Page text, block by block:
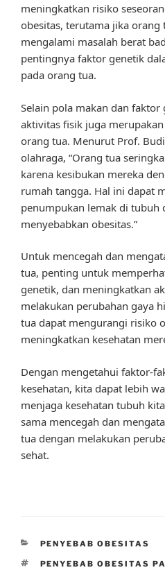
meningkatkan risiko
obesitas, terutama jika orang
mengalami masalah berat
pentingnya faktor genetik
pada orang tua.
Selain pola makan dan
aktivitas fisik juga
orang tua. Menurut Prof.
olahraga, “Orang tua
karena kesibukan mereka
rumah tangga. Hal ini dapat
penumpukan lemak di tubuh
menyebabkan obesitas.”
Untuk mencegah dan
tua, penting untuk
genetik, dan meningkatkan
melakukan perubahan gaya
tua dapat mengurangi risiko
meningkatkan kesehatan
Dengan mengetahui faktor-
kesehatan, kita dapat lebih
menjaga kesehatan tubuh
sama mencegah dan
tua dengan melakukan
sehat.
CATEGORIES
PENYEBAB OBESITAS
TAGS
PENYEBAB OBESITAS